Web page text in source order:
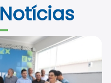
Notícias